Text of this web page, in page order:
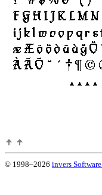
© 1998–2026 invers Software.